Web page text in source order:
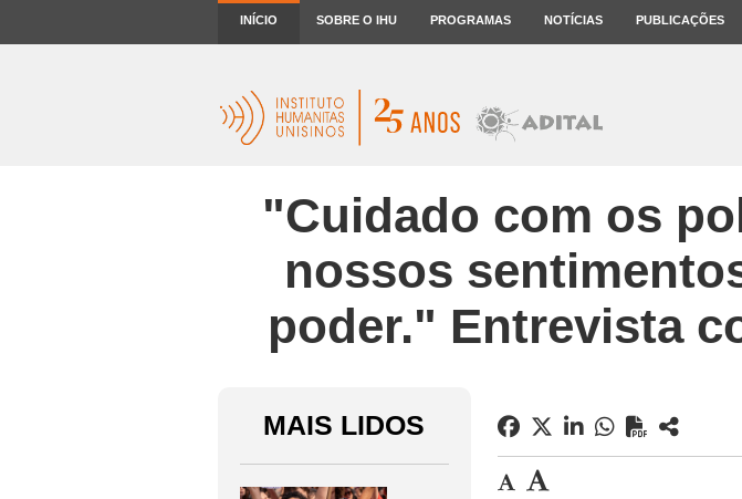
INÍCIO SOBRE O IHU PROGRAMAS NOTÍCIAS PUBLICAÇÕES
"Cuidado com os
nossos
poder." Entrevista
MAIS LIDOS